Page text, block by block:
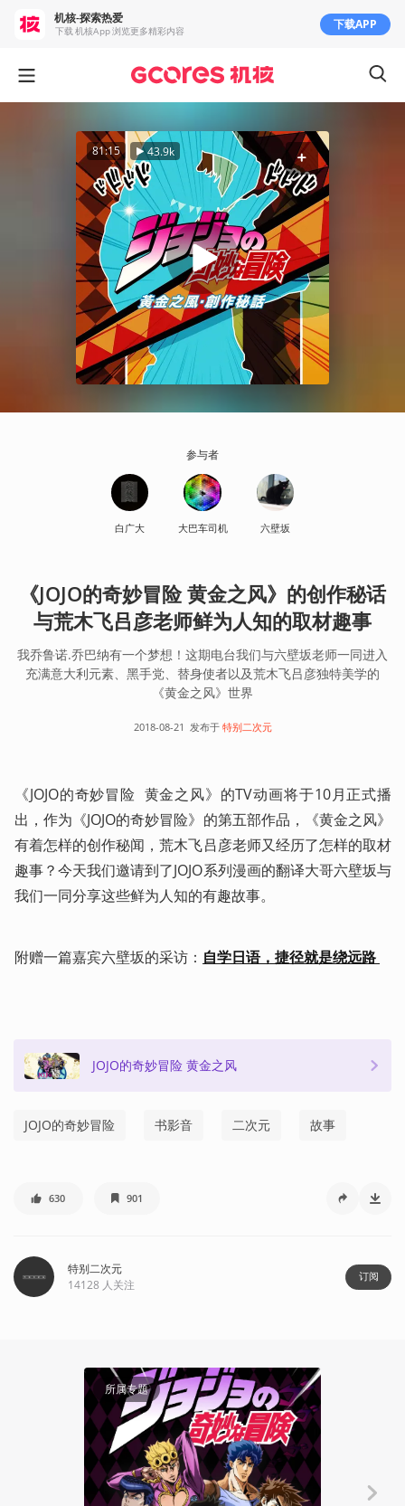
81:15 43.9k
参与者
白广大 大巴车司机 六壁坂
《JOJO的奇妙冒险 黄金之风》的创作秘话
与荒木飞吕彦老师鲜为人知的取材趣事
我乔鲁诺.乔巴纳有一个梦想！这期电台我们与六壁坂老师一同进入
充满意大利元素、黑手党、替身使者以及荒木飞吕彦独特美学的
《黄金之风》世界
2018-08-21 发布于 特别二次元
《JOJO的奇妙冒险  黄金之风》的TV动画将于10月正式播
出，作为《JOJO的奇妙冒险》的第五部作品，《黄金之风》
有着怎样的创作秘闻，荒木飞吕彦老师又经历了怎样的取材
趣事？今天我们邀请到了JOJO系列漫画的翻译大哥六壁坂与
我们一同分享这些鲜为人知的有趣故事。
附赠一篇嘉宾六壁坂的采访： 自学日语，捷径就是绕远路
JOJO的奇妙冒险 黄金之风
JOJO的奇妙冒险 书影音 二次元 故事
630 901
特别二次元
14128 人关注
订阅
所属专题
创作笔记
机核-探索热爱
下载 机核App 浏览更多精彩内容 下载APP